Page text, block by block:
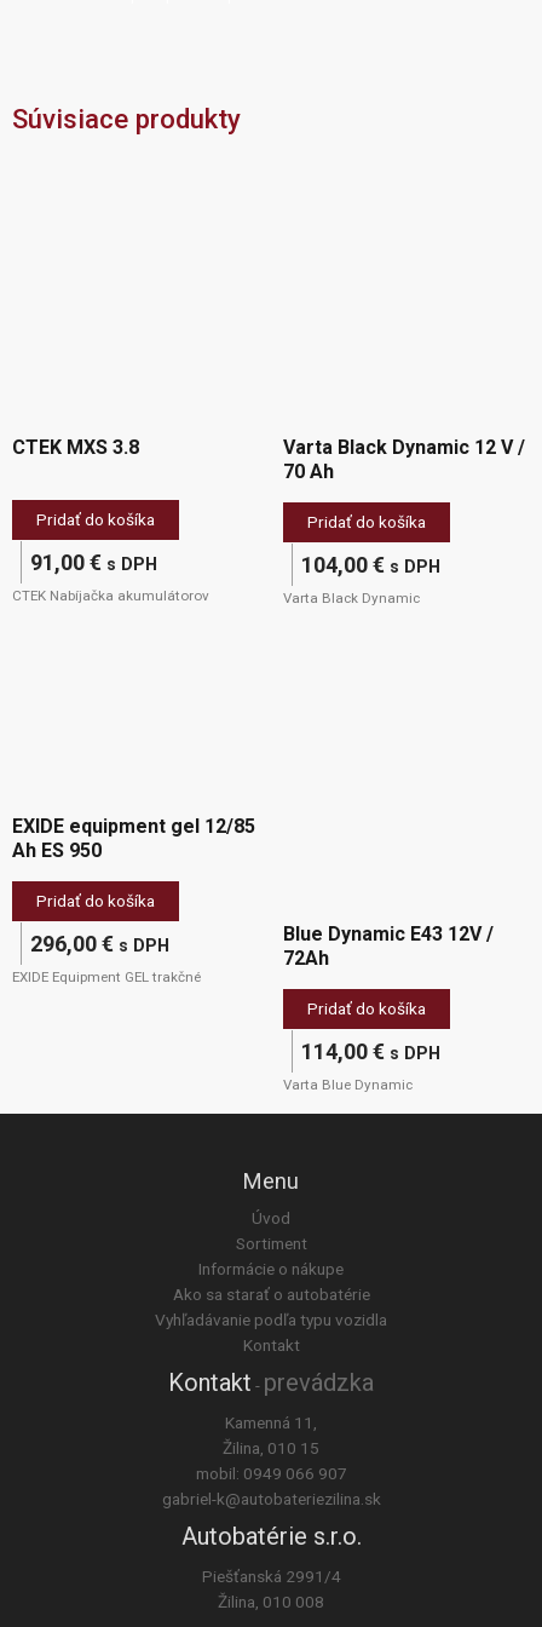
Súvisiace produkty
CTEK MXS 3.8
Pridať do košíka
91,00€ s DPH
CTEK Nabíjačka akumulátorov
Varta Black Dynamic 12 V /
70 Ah
Pridať do košíka
104,00€ s DPH
Varta Black Dynamic
EXIDE equipment gel 12/85
Ah ES 950
Pridať do košíka
296,00€ s DPH
EXIDE Equipment GEL trakčné
Blue Dynamic E43 12V /
72Ah
Pridať do košíka
114,00€ s DPH
Varta Blue Dynamic
Menu
Úvod
Sortiment
Informácie o nákupe
Ako sa starať o autobatérie
Vyhľadávanie podľa typu vozidla
Kontakt
Kontakt - prevádzka
Kamenná 11,
Žilina, 010 15
mobil: 0949 066 907
gabriel-k@autobateriezilina.sk
Autobatérie s.r.o.
Piešťanská 2991/4
Žilina, 010 008